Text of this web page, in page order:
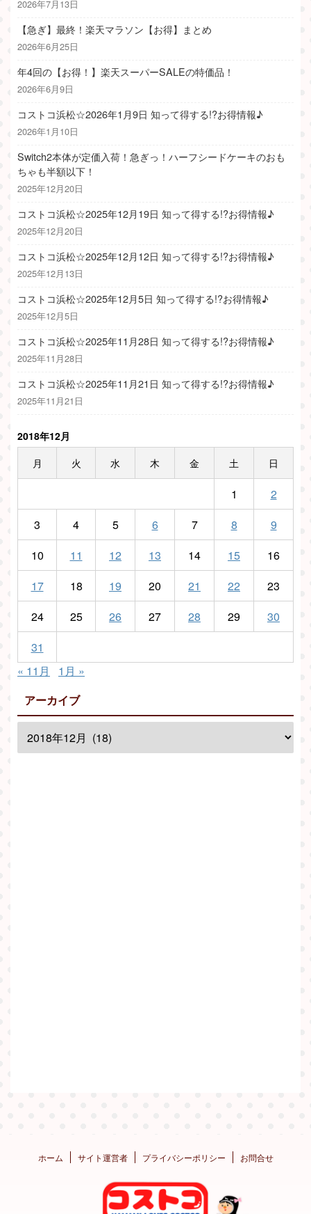
2026年7月13日
【急ぎ】最終！楽天マラソン【お得】まとめ
2026年6月25日
年4回の【お得！】楽天スーパーSALEの特価品！
2026年6月9日
コストコ浜松☆2026年1月9日 知って得する!?お得情報♪
2026年1月10日
Switch2本体が定価入荷！急ぎっ！ハーフシードケーキのおも
ちゃも半額以下！
2025年12月20日
コストコ浜松☆2025年12月19日 知って得する!?お得情報♪
2025年12月20日
コストコ浜松☆2025年12月12日 知って得する!?お得情報♪
2025年12月13日
コストコ浜松☆2025年12月5日 知って得する!?お得情報♪
2025年12月5日
コストコ浜松☆2025年11月28日 知って得する!?お得情報♪
2025年11月28日
コストコ浜松☆2025年11月21日 知って得する!?お得情報♪
2025年11月21日
2018年12月
月
火 水 木 金 土 日
1
2
3
4 5 6 7 8
9
10
11 12 13 14 15
16
17
18 19 20 21 22
23
24
25 26 27 28 29
30
31
« 11月
1月 »
アーカイブ
ホーム サイト運営者 プライバシーポリシー お問合せ